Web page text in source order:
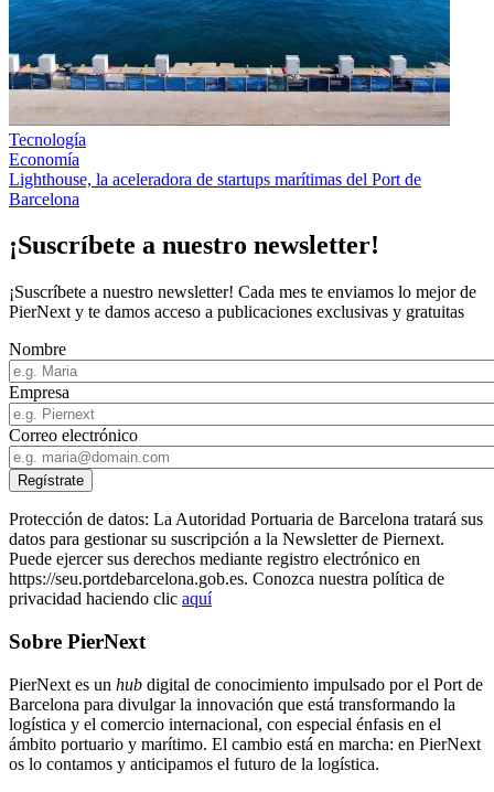
Tecnología
Economía
Lighthouse, la aceleradora de startups marítimas del Port de
Barcelona
¡Suscríbete a nuestro newsletter!
¡Suscríbete a nuestro newsletter! Cada mes te enviamos lo mejor de
PierNext y te damos acceso a publicaciones exclusivas y gratuitas
Nombre
Empresa
Correo electrónico
Protección de datos: La Autoridad Portuaria de Barcelona tratará sus
datos para gestionar su suscripción a la Newsletter de Piernext.
Puede ejercer sus derechos mediante registro electrónico en
https://seu.portdebarcelona.gob.es. Conozca nuestra política de
privacidad haciendo clic aquí
Sobre PierNext
PierNext es un hub digital de conocimiento impulsado por el Port de
Barcelona para divulgar la innovación que está transformando la
logística y el comercio internacional, con especial énfasis en el
ámbito portuario y marítimo. El cambio está en marcha: en PierNext
os lo contamos y anticipamos el futuro de la logística.